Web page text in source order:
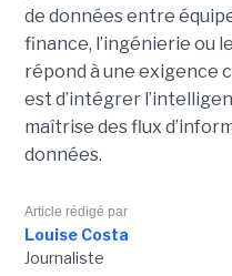
de données entre
finance, l’ingénierie ou
répond à une exigence
est d’intégrer
maîtrise des flux
données.
Article rédigé par
Louise Costa
Journaliste